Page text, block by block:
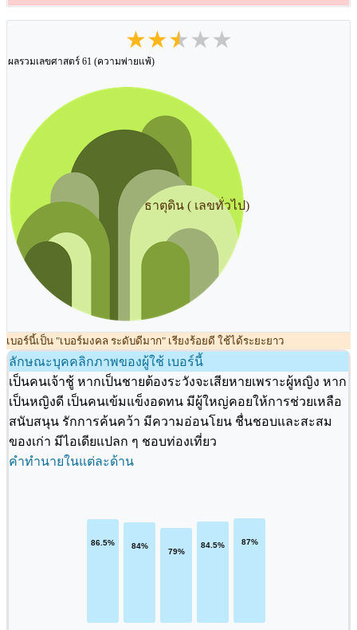
★★★★★
ผลรวมเลขศาสตร์ 61 (ความพ่ายแพ้)
ธาตุดิน ( เลขทั่วไป)
เบอร์นี้เป็น "เบอร์มงคล ระดับดีมาก" เรียงร้อยดี ใช้ได้ระยะยาว
ลักษณะบุคคลิกภาพของผู้ใช้ เบอร์นี้
เป็นคนเจ้าชู้ หากเป็นชายต้องระวังจะเสียหายเพราะผู้หญิง หาก
เป็นหญิงดี เป็นคนเข้มแข็งอดทน มีผู้ใหญ่คอยให้การช่วยเหลือ
สนับสนุน รักการค้นคว้า มีความอ่อนโยน ชื่นชอบและสะสม
ของเก่า มีไอเดียแปลก ๆ ชอบท่องเที่ยว
คำทำนายในแต่ละด้าน